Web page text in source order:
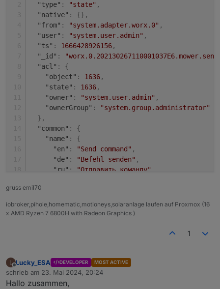
"type" : "state" ,
"native" : {} ,
"from" : "system.adapter.worx.0" ,
"user" : "system.user.admin" ,
"ts" : 1666428926156,
"_id" :
"acl" :
{
"object" : 1636,
"state" : 1636,
"owner" : "system.user.admin" ,
"ownerGroup" :
"system.group.administrator"
} ,
"common" :
{
"name" :
{
"en" : "Send command" ,
"de" : "Befehl senden" ,
"ru" : "Отправить команду"
"Envoyer la commande"
"it" : "Invia comando"
},
"type": "number"
"role"
gruss emil70
iobroker,pihole,homematic,motioneys,solaranlage laufen auf Proxmox (16
x AMD Ryzen 7 6800H with Radeon Graphics )
1
L
Offline
Lucky_ESA DEVELOPER MOST ACTIVE
schrieb am 23. Mai 2024, 20:24
zuletzt editiert von
Hallo zusammen,